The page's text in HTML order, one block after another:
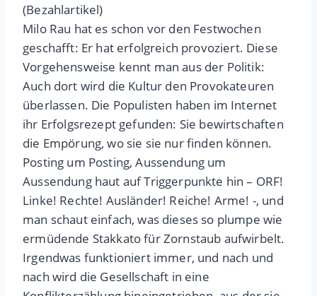
(Bezahlartikel)
Milo Rau hat es schon vor den Festwochen
geschafft: Er hat erfolgreich provoziert. Diese
Vorgehensweise kennt man aus der Politik:
Auch dort wird die Kultur den Provokateuren
überlassen. Die Populisten haben im Internet
ihr Erfolgsrezept gefunden: Sie bewirtschaften
die Empörung, wo sie sie nur finden können.
Posting um Posting, Aussendung um
Aussendung haut auf Triggerpunkte hin – ORF!
Linke! Rechte! Ausländer! Reiche! Arme! -, und
man schaut einfach, was dieses so plumpe wie
ermüdende Stakkato für Zornstaub aufwirbelt.
Irgendwas funktioniert immer, und nach und
nach wird die Gesellschaft in eine